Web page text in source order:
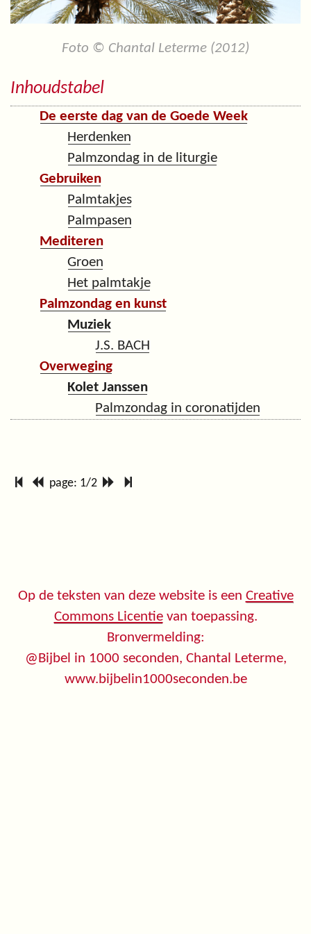
Foto © Chantal Leterme (2012)
Inhoudstabel
De eerste dag van de Goede Week
Herdenken
Palmzondag in de liturgie
Gebruiken
Palmtakjes
Palmpasen
Mediteren
Groen
Het palmtakje
Palmzondag en kunst
Muziek
J.S. BACH
Overweging
Kolet Janssen
Palmzondag in coronatijden
page: 1/2
Op de teksten van deze website is een Creative
Commons Licentievan toepassing.
Bronvermelding:
@Bijbel in 1000 seconden, Chantal Leterme,
www.bijbelin1000seconden.be